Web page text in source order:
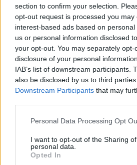
section to confirm your selection.
opt-out request is processed you may
interest-based ads based on
us or personal information disclosed
your opt-out. You may separately
disclosure of your personal
IAB’s list of downstream participants.
also be disclosed by us to third
Downstream Participants that may
Please note that this website/app
not limited to your visit or usage
grant or deny consent to Google and
use your data for below specified
Personal Data Processing Opt
I want to opt-out of the Sharing
personal data.
Opted In
Notizie in
Entra nel
GalluraOggi.it
Inviaci le tue
i tuoi video e
345 356 7512